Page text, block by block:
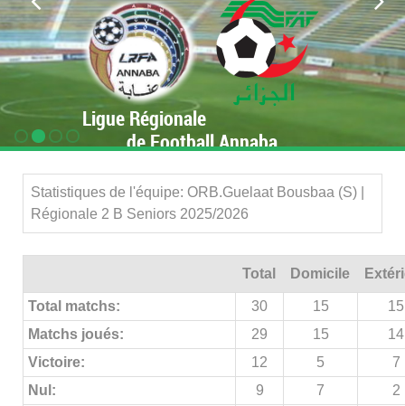
Ligue Régionale
de Football Annaba
Statistiques de l'équipe: ORB.Guelaat Bousbaa (S) |
Régionale 2 B Seniors 2025/2026
Total Domicile
Total matchs: 30 15
15
Matchs joués:
29 15
14
Victoire:
12 5
7
Nul:
9 7
2